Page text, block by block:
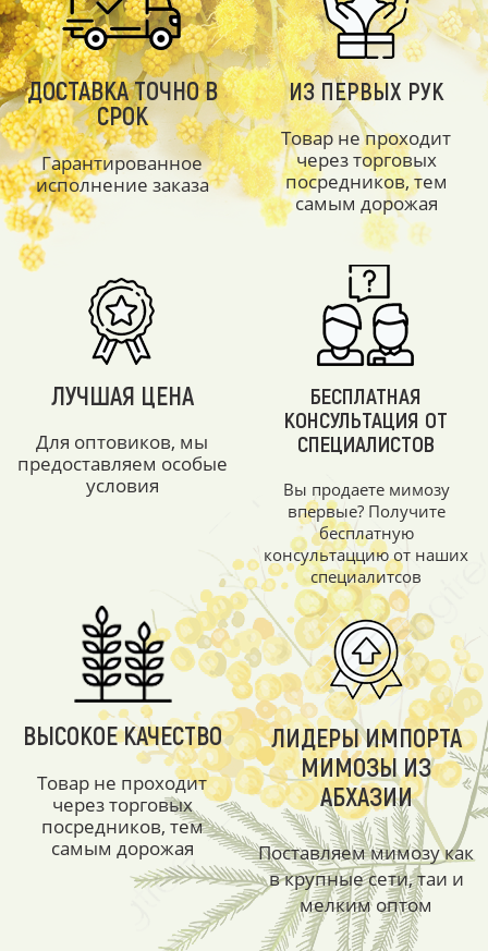
ДОСТАВКА ТОЧНО В
СРОК
Гарантированное
исполнение заказа
ИЗ ПЕРВЫХ РУК
Товар не проходит
через торговых
посредников, тем
самым дорожая
ЛУЧШАЯ ЦЕНА
Для оптовиков, мы
предоставляем особые
условия
БЕСПЛАТНАЯ
КОНСУЛЬТАЦИЯ ОТ
СПЕЦИАЛИСТОВ
Вы продаете мимозу
впервые? Получите
бесплатную
консультаццию от наших
специалитсов
ВЫСОКОЕ КАЧЕСТВО
Товар не проходит
через торговых
посредников, тем
самым дорожая
ЛИДЕРЫ ИМПОРТА
МИМОЗЫ ИЗ
АБХАЗИИ
Поставляем мимозу как
в крупные сети, таи и
мелким оптом